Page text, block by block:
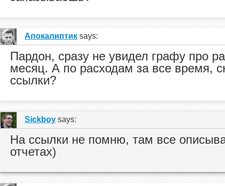
Апокалиптик says:
Пардон, сразу не увидел графу про
месяц. А по расходам за все время,
ссылки?
Sickboy says:
На ссылки не помню, там все
отчетах)